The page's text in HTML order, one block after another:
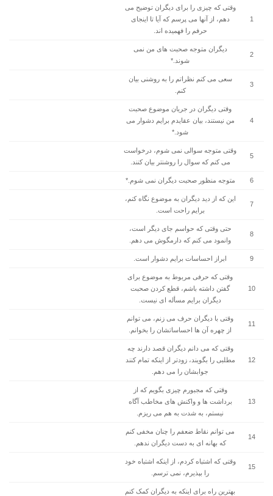
1
وقتی که چیزی را برای دیگران توضیح می
دهم، از آنها می پرسم که آیا تا اینجای
حرفم را فهمیده اند.
2
دیگران متوجه صحبت های من نمی
شوند.*
3
سعی می کنم نظراتم را به روشنی بیان
کنم.
4
وقتی دیگران در جریان موضوع صحبت
من نیستند، بیان عقایدم برایم دشوار می
شود.*
5
وقتی متوجه سوالی نمی شوم، درخواست
می کنم که سوال را روشنتر بیان کنند.
6 متوجه منظور صحبت دیگران نمی شوم.*
7
این که از دید دیگران به موضوع نگاه کنم،
برایم راحت است.
8
حتی وقتی که حواسم جای دیگر است،
وانمود می کنم که دارمگوش می دهم.
9 ابراز احساسات برایم دشوار است.
10
وقتی که حرفی مربوط به موضوع برای
گفتن داشته باشم، قطع کردن صحبت
دیگران برایم مسأله ای نیست.
11
وقتی با دیگران حرف می زنم، می توانم
از چهره آن ها احساساتشان را بخوانم.
12
وقتی که می دانم دیگران قصد دارند چه
مطلبی را بگویند، زودتر از اینکه تمام کنند
جوابشان را می دهم.
13
وقتی که مجبورم چیزی بگویم که از
برداشت ها و واکنش های مخاطب آگاه
نیستم، به شدت به هم می ریزم.
14
می توانم نقاط ضعفم را چنان مخفی کنم
که بهانه ای به دست دیگران ندهم.
15
وقتی که اشتباه کردم، از اینکه اشتباه خود
را بپذیرم، نمی ترسم.
بهترین راه برای اینکه به دیگران کمک کنم